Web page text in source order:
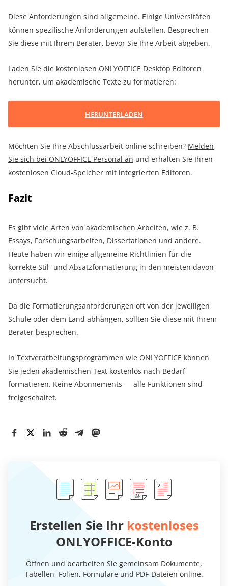
Diese Anforderungen sind allgemeine. Einige Universitäten
können spezifische Anforderungen aufstellen. Besprechen
Sie diese mit Ihrem Berater, bevor Sie Ihre Arbeit abgeben.
Laden Sie die kostenlosen ONLYOFFICE Desktop Editoren
herunter, um akademische Texte zu formatieren:
HERUNTERLADEN
Möchten Sie Ihre Abschlussarbeit online schreiben? Melden
Sie sich bei ONLYOFFICE Personal an und erhalten Sie Ihren
kostenlosen Cloud-Speicher mit integrierten Editoren.
Fazit
Es gibt viele Arten von akademischen Arbeiten, wie z. B.
Essays, Forschungsarbeiten, Dissertationen und andere.
Heute haben wir einige allgemeine Richtlinien für die
korrekte Stil- und Absatzformatierung in den meisten davon
untersucht.
Da die Formatierungsanforderungen oft von der jeweiligen
Schule oder dem Land abhängen, sollten Sie diese mit Ihrem
Berater besprechen.
In Textverarbeitungsprogrammen wie ONLYOFFICE können
Sie jeden akademischen Text kostenlos nach Bedarf
formatieren. Keine Abonnements — alle Funktionen sind
freigeschaltet.
Erstellen Sie Ihr kostenloses
ONLYOFFICE-Konto
Öffnen und bearbeiten Sie gemeinsam Dokumente,
Tabellen, Folien, Formulare und PDF-Dateien online.